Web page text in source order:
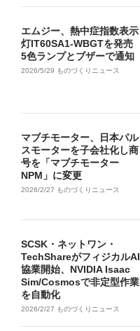
エムジー、熱中症指数表示
灯IT60SA1-WBGTを発売
5色ランプとブザーで通知
2026/5/29 ものづくりニュース
マブチモーター、日本パル
スモーターを子会社化し商
号を「マブチモーター
NPM」に変更
2026/2/27 ものづくりニュース
SCSK・ネットワン・
TechShareがフィジカルAI
協業開始、NVIDIA Isaac
Sim/Cosmosで非定型作業
を自動化
2026/2/27 ものづくりニュース